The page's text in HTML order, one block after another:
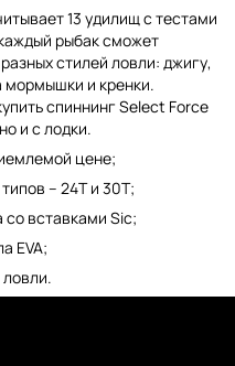
13 удилищ с тестами
рыбак сможет
стилей ловли: джигу,
мормышки и кренки.
спиннинг Select Force
и с лодки.
цене;
– 24Т и 30Т;
вставками Sic;
EVA;